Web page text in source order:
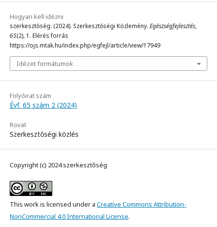
Hogyan kell idézni
szerkesztőség. (2024). Szerkesztőségi Közlemény. Egészségfejlesztés,
65(2), 1. Elérés forrás
https://ojs.mtak.hu/index.php/egfejl/article/view/17949
Idézet formátumok
Folyóirat szám
Évf. 65 szám 2 (2024)
Rovat
Szerkesztőségi közlés
Copyright (c) 2024 szerkesztőség
This work is licensed under a Creative Commons Attribution-
NonCommercial 4.0 International License.